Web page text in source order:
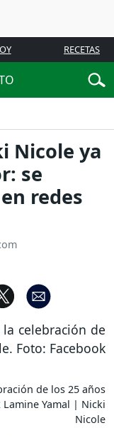
RECETAS
Nicole ya
se
redes
de los 25 años
Yamal | Nicki
Nicole